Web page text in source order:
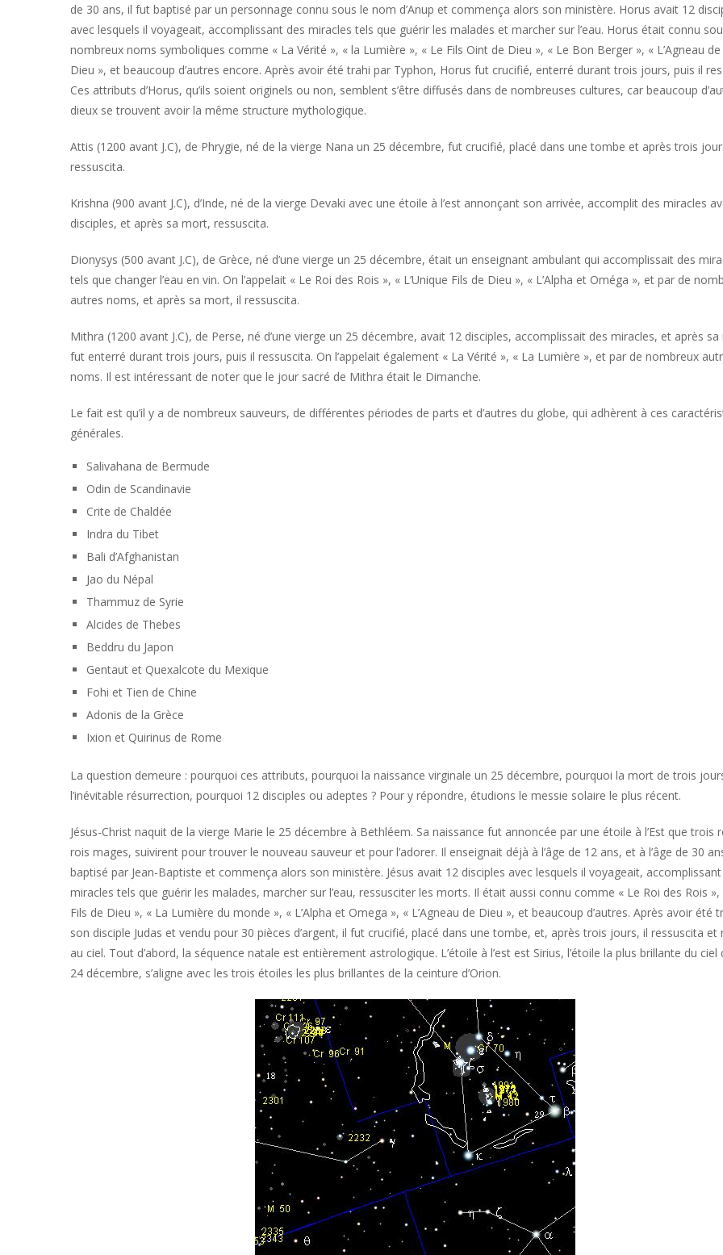
de 30 ans, il fut baptisé par un personnage connu sous le nom d’Anup et commença alors son ministère. Horus avait 12
avec lesquels il voyageait, accomplissant des miracles tels que guérir les malades et marcher sur l’eau. Horus était connu
nombreux noms symboliques comme « La Vérité », « la Lumière », « Le Fils Oint de Dieu », « Le Bon Berger », « L’Agneau de
Dieu », et beaucoup d’autres encore. Après avoir été trahi par Typhon, Horus fut crucifié, enterré durant trois jours, puis il
Ces attributs d’Horus, qu’ils soient originels ou non, semblent s’être diffusés dans de nombreuses cultures, car beaucoup
dieux se trouvent avoir la même structure mythologique.
Attis (1200 avant J.C), de Phrygie, né de la vierge Nana un 25 décembre, fut crucifié, placé dans une tombe et après trois
ressuscita.
Krishna (900 avant J.C), d’Inde, né de la vierge Devaki avec une étoile à l’est annonçant son arrivée, accomplit des miracles
disciples, et après sa mort, ressuscita.
Dionysys (500 avant J.C), de Grèce, né d’une vierge un 25 décembre, était un enseignant ambulant qui accomplissait des
tels que changer l’eau en vin. On l’appelait « Le Roi des Rois », « L’Unique Fils de Dieu », « L’Alpha et Oméga », et par de
autres noms, et après sa mort, il ressuscita.
Mithra (1200 avant J.C), de Perse, né d’une vierge un 25 décembre, avait 12 disciples, accomplissait des miracles, et après
fut enterré durant trois jours, puis il ressuscita. On l’appelait également « La Vérité », « La Lumière », et par de nombreux
noms. Il est intéressant de noter que le jour sacré de Mithra était le Dimanche.
Le fait est qu’il y a de nombreux sauveurs, de différentes périodes de parts et d’autres du globe, qui adhèrent à ces
générales.
Salivahana de Bermude
Odin de Scandinavie
Crite de Chaldée
Indra du Tibet
Bali d’Afghanistan
Jao du Népal
Thammuz de Syrie
Alcides de Thebes
Beddru du Japon
Gentaut et Quexalcote du Mexique
Fohi et Tien de Chine
Adonis de la Grèce
Ixion et Quirinus de Rome
La question demeure : pourquoi ces attributs, pourquoi la naissance virginale un 25 décembre, pourquoi la mort de trois
l’inévitable résurrection, pourquoi 12 disciples ou adeptes ? Pour y répondre, étudions le messie solaire le plus récent.
Jésus-Christ naquit de la vierge Marie le 25 décembre à Bethléem. Sa naissance fut annoncée par une étoile à l’Est que trois
rois mages, suivirent pour trouver le nouveau sauveur et pour l’adorer. Il enseignait déjà à l’âge de 12 ans, et à l’âge de 30
baptisé par Jean-Baptiste et commença alors son ministère. Jésus avait 12 disciples avec lesquels il voyageait,
miracles tels que guérir les malades, marcher sur l’eau, ressusciter les morts. Il était aussi connu comme « Le Roi des Rois »,
Fils de Dieu », « La Lumière du monde », « L’Alpha et Omega », « L’Agneau de Dieu », et beaucoup d’autres. Après avoir été
son disciple Judas et vendu pour 30 pièces d’argent, il fut crucifié, placé dans une tombe, et, après trois jours, il ressuscita et
au ciel. Tout d’abord, la séquence natale est entièrement astrologique. L’étoile à l’est est Sirius, l’étoile la plus brillante du ciel
24 décembre, s’aligne avec les trois étoiles les plus brillantes de la ceinture d’Orion.